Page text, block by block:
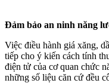
Đảm bảo an ninh năng
Việc điều hành giá xăng,
tiếp cho ý kiến cách tính
điện tử của cơ quan chức
những số liệu căn cứ đều